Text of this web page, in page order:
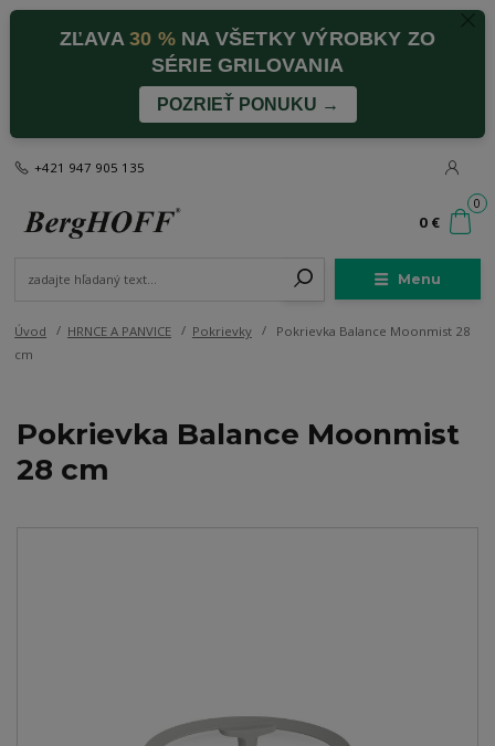
ZĽAVA30 %NA VŠETKY VÝROBKY ZO
SÉRIE GRILOVANIA
POZRIEŤ PONUKU →
Menu
+421 947 905 135
0
0 €
Úvod HRNCE A PANVICE Pokrievky
Pokrievka Balance Moonmist 28
cm
Pokrievka Balance Moonmist
28 cm